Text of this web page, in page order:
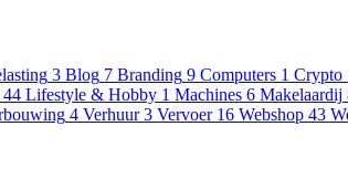
3 Blog 7 Branding 9 Computers 1 Crypto
44 Lifestyle & Hobby 1 Machines 6 Makelaardij
4 Verhuur 3 Vervoer 16 Webshop 43